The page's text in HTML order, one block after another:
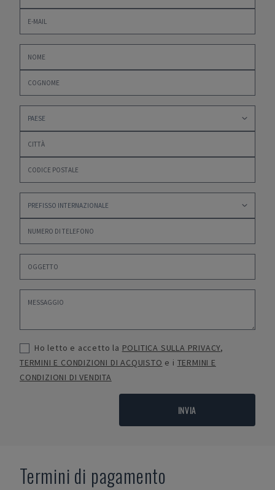
Ho letto e accetto la POLITICA SULLA PRIVACY,
TERMINI E CONDIZIONI DI ACQUISTO e i TERMINI E
CONDIZIONI DI VENDITA
INVIA
Termini di pagamento